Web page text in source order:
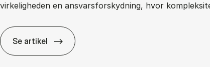
virkeligheden en ansvarsforskydning, hvor
Se artikel
Fri­sæt­tel­se i den of­fent­li­ge sek­tor: Fri­hed